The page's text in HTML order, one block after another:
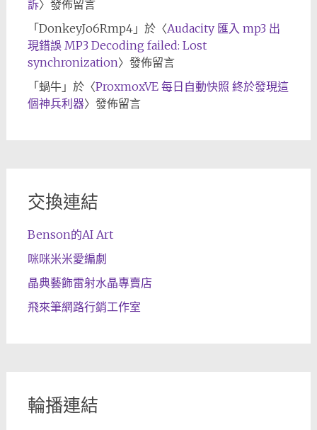
訴〉發佈留言
「 DonkeyJo6Rmp4」於〈Audacity 匯入 mp3 出
現錯誤 MP3 Decoding failed: Lost
synchronization〉發佈留言
「 蝸牛」於〈ProxmoxVE 每日自動快照 終於發現這
個神兵利器〉發佈留言
交換連結
Benson的AI Art
咪咪米米愛編劇
晶典藝飾雷射水晶專賣店
飛來筆網路行銷工作室
輪播連結